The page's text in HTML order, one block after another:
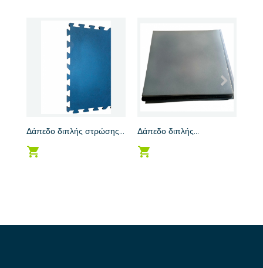
Δάπεδο διπλής στρώσης... Δάπεδο διπλής...